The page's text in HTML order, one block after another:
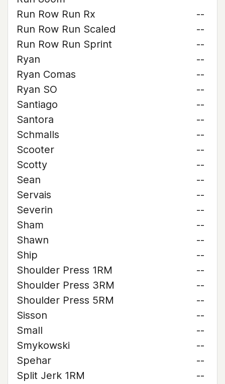
Run Row Run Rx
--
Run Row Run Scaled
--
Run Row Run Sprint
--
Ryan
--
Ryan Comas
--
Ryan SO
--
Santiago
--
Santora
--
Schmalls
--
Scooter
--
Scotty
--
Sean
--
Servais
--
Severin
--
Sham
--
Shawn
--
Ship
--
Shoulder Press 1RM
--
Shoulder Press 3RM
--
Shoulder Press 5RM
--
Sisson
--
Small
--
Smykowski
--
Spehar
--
Split Jerk 1RM
--